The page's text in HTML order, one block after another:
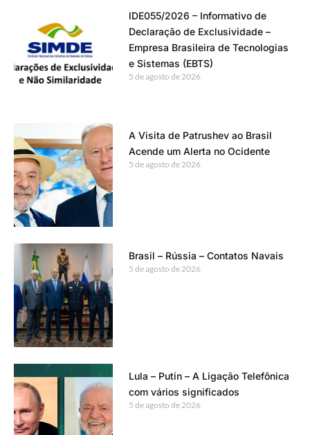
IDE055/2026 – Informativo de
Declaração de Exclusividade –
Empresa Brasileira de Tecnologias
e Sistemas (EBTS)
5 de agosto de 2026
A Visita de Patrushev ao Brasil
Acende um Alerta no Ocidente
5 de agosto de 2026
Brasil – Rússia – Contatos Navais
5 de agosto de 2026
Lula – Putin – A Ligação Telefônica
com vários significados
5 de agosto de 2026